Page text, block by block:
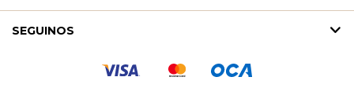
SEGUINOS